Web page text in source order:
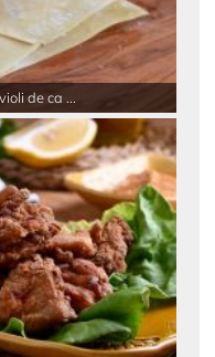
de ca ...